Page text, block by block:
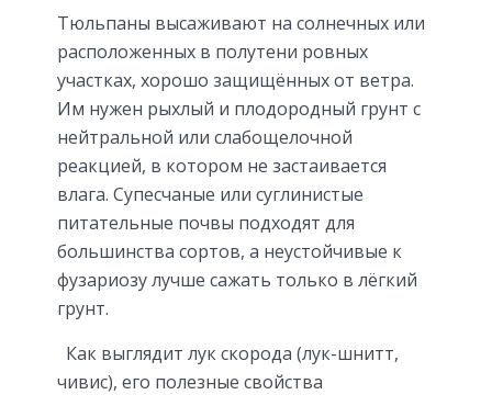
Тюльпаны высаживают на солнечных или
расположенных в полутени ровных
участках, хорошо защищённых от ветра.
Им нужен рыхлый и плодородный грунт с
нейтральной или слабощелочной
реакцией, в котором не застаивается
влага. Супесчаные или суглинистые
питательные почвы подходят для
большинства сортов, а неустойчивые к
фузариозу лучше сажать только в лёгкий
грунт.
Как выглядит лук скорода (лук-шнитт,
чивис), его полезные свойства